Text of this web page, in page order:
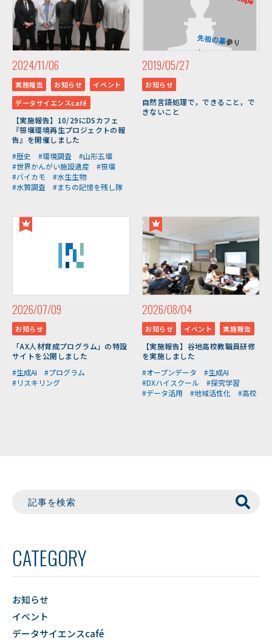
2024/11/06
実施報告 お知らせ
イベント
データサイエンスcafé
【実施報告】10/29にDSカフェ
『笹堰環境再生プロジェクトの報
告』を開催しました
#歴史
#環境調査
#山形五堰
#世界かんがい施設遺産
#笹堰
#バイカモ
#水生生物
#水質調査
#まちの記憶を残し隊
2019/05/27
お知らせ
自然言語処理で，できること，で
きないこと
2026/07/09
お知らせ
「AX人材育成プログラム」の特設
サイトを公開しました
#生成AI
#プログラム
#リスキリング
2026/08/04
お知らせ イベント 実施報告
【実施報告】谷地高校教職員研修
を実施しました
#オープンデータ
#生成AI
#DXハイスクール
#探究学習
#データ活用
#地域活性化 #高校
CATEGORY
お知らせ
イベント
データサイエンスcafé